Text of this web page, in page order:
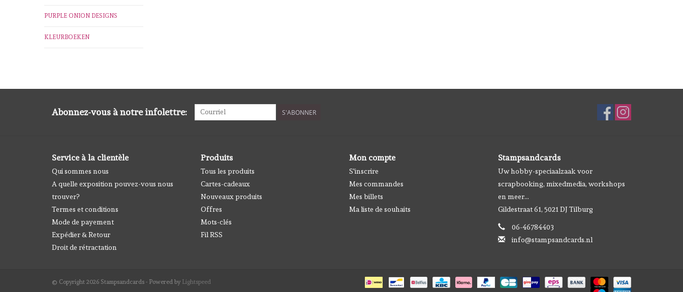
PURPLE ONION DESIGNS
KLEURBOEKEN
Abonnez-vous à notre infolettre: S'ABONNER
Service à la clientèle
Qui sommes nous
A quelle exposition pouvez-vous nous
trouver?
Termes et conditions
Mode de payement
Expédier & Retour
Droit de rétractation
Produits
Tous les produits
Cartes-cadeaux
Nouveaux produits
Offres
Mots-clés
Fil RSS
Mon compte
S'inscrire
Mes commandes
Mes billets
Ma liste de souhaits
Stampsandcards
Uw hobby-speciaalzaak voor
scrapbooking, mixedmedia, workshops
en meer...
Gildestraat 61, 5021 DJ Tilburg
06-46784403
info@stampsandcards.nl
© Copyright 2026 Stampsandcards - Powered by Lightspeed